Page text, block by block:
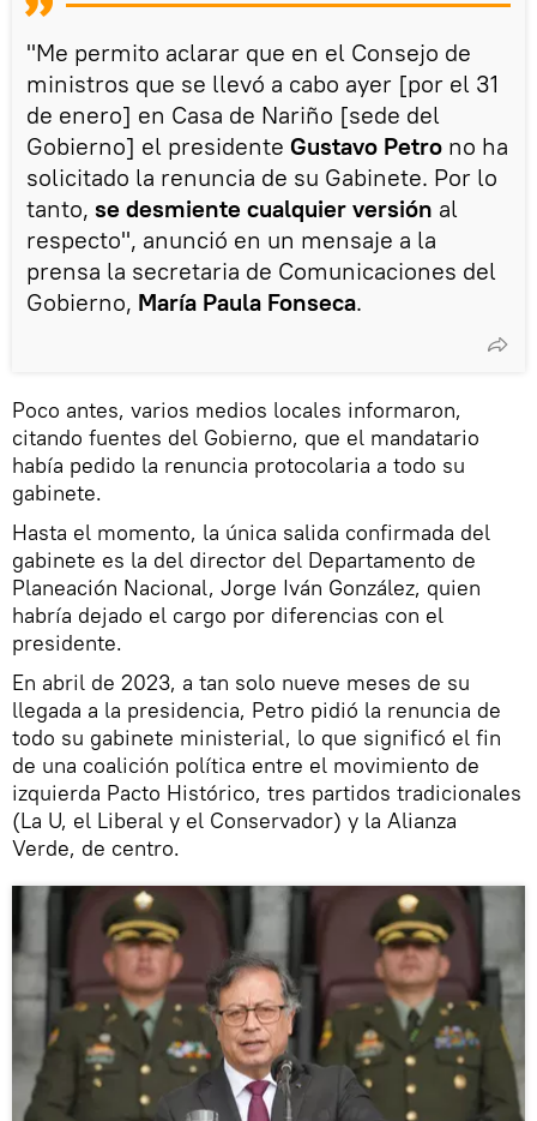
"Me permito aclarar que en el Consejo de
ministros que se llevó a cabo ayer [por el 31
de enero] en Casa de Nariño [sede del
Gobierno] el presidente Gustavo Petro no ha
solicitado la renuncia de su Gabinete. Por lo
tanto, se desmiente cualquier versión al
respecto", anunció en un mensaje a la
prensa la secretaria de Comunicaciones del
Gobierno, María Paula Fonseca.
Poco antes, varios medios locales informaron,
citando fuentes del Gobierno, que el mandatario
había pedido la renuncia protocolaria a todo su
gabinete.
Hasta el momento, la única salida confirmada del
gabinete es la del director del Departamento de
Planeación Nacional, Jorge Iván González, quien
habría dejado el cargo por diferencias con el
presidente.
En abril de 2023, a tan solo nueve meses de su
llegada a la presidencia, Petro pidió la renuncia de
todo su gabinete ministerial, lo que significó el fin
de una coalición política entre el movimiento de
izquierda Pacto Histórico, tres partidos tradicionales
(La U, el Liberal y el Conservador) y la Alianza
Verde, de centro.